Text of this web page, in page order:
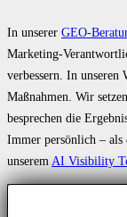
In unserer GEO-
Marketing-
verbessern. In unseren
Maßnahmen. Wir
besprechen die
Immer persönlich –
unserem AI Visibility